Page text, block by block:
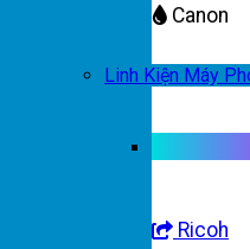
Canon
Linh Kiện Máy
Ricoh